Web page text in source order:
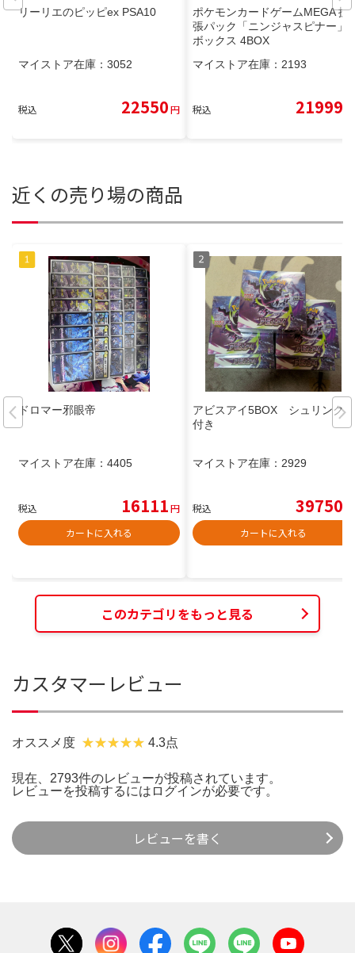
リーリエのピッピex PSA10
マイストア在庫： 3052
税込 22550円
ポケモンカードゲームMEGA 拡
張パック「ニンジャスピナー」
ボックス 4BOX
マイストア在庫： 2193
税込 21999
近くの売り場の商品
ドロマー邪眼帝
マイストア在庫： 4405
税込 16111円
カートに入れる
アビスアイ5BOX シュリンク
付き
マイストア在庫： 2929
税込 39750
カートに入れる
このカテゴリをもっと見る
カスタマーレビュー
オススメ度 4.3点
現在、2793件のレビューが投稿されています。
レビューを投稿するには ログインが必要です。
レビューを書く